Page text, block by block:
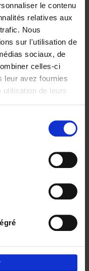
le contenu
relatives aux
Nous
sur l'utilisation de
sociaux, de
celles-ci
leur avez fournies
de leurs
= Building
De Feyter
Carolien Boom
2025 200
like a PRO -
edition (EN)